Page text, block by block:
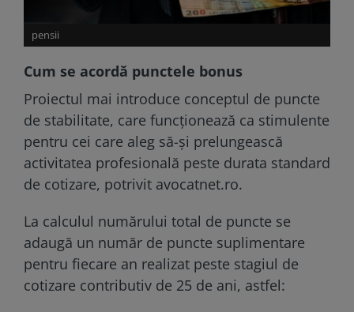
pensii
Cum se acordă punctele bonus
Proiectul mai introduce conceptul de puncte
de stabilitate, care funcționează ca stimulente
pentru cei care aleg să-și prelungească
activitatea profesională peste durata standard
de cotizare, potrivit avocatnet.ro.
La calculul numărului total de puncte se
adaugă un număr de puncte suplimentare
pentru fiecare an realizat peste stagiul de
cotizare contributiv de 25 de ani, astfel: